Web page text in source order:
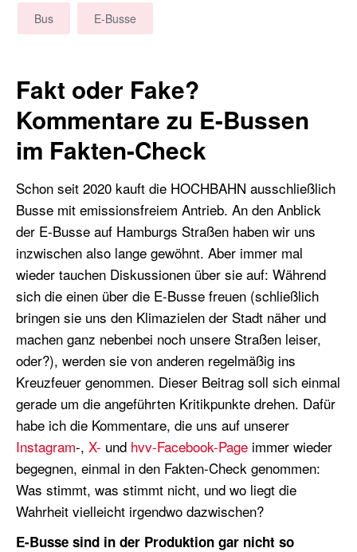
Bus E-Busse
Fakt oder Fake?
Kommentare zu E-Bussen
im Fakten-Check
Schon seit 2020 kauft die HOCHBAHN ausschließlich
Busse mit emissionsfreiem Antrieb. An den Anblick
der E-Busse auf Hamburgs Straßen haben wir uns
inzwischen also lange gewöhnt. Aber immer mal
wieder tauchen Diskussionen über sie auf: Während
sich die einen über die E-Busse freuen (schließlich
bringen sie uns den Klimazielen der Stadt näher und
machen ganz nebenbei noch unsere Straßen leiser,
oder?), werden sie von anderen regelmäßig ins
Kreuzfeuer genommen. Dieser Beitrag soll sich einmal
gerade um die angeführten Kritikpunkte drehen. Dafür
habe ich die Kommentare, die uns auf unserer
Instagram-, X- und hvv-Facebook-Page immer wieder
begegnen, einmal in den Fakten-Check genommen:
Was stimmt, was stimmt nicht, und wo liegt die
Wahrheit vielleicht irgendwo dazwischen?
E-Busse sind in der Produktion gar nicht so